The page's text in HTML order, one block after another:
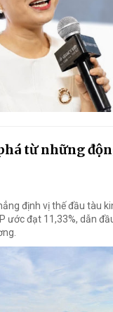
từ những
định vị thế đầu tàu
ước đạt 11,33%, dẫn